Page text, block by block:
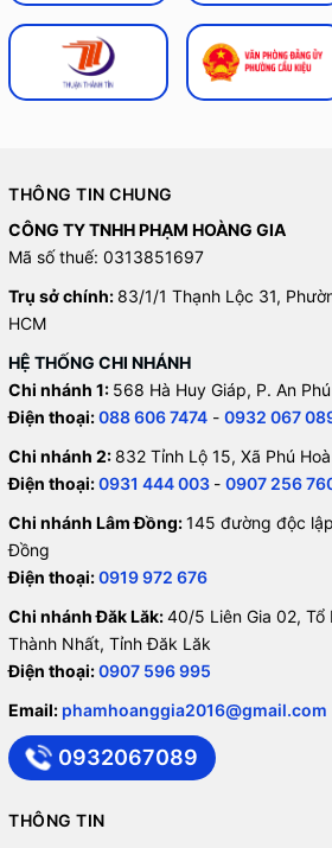
THÔNG TIN CHUNG
CÔNG TY TNHH PHẠM HOÀNG GIA
Mã số thuế: 0313851697
Trụ sở chính: 83/1/1 Thạnh Lộc 31,
HCM
HỆ THỐNG CHI NHÁNH
Chi nhánh 1: 568 Hà Huy Giáp, P. An
Điện thoại:088 606 7474 - 0932 067
Chi nhánh 2: 832 Tỉnh Lộ 15, Xã Phú
Điện thoại:0931 444 003 - 0907 256
Chi nhánh Lâm Đồng:145 đường độc
Đồng
Điện thoại:0919 972 676
Chi nhánh Đăk Lăk:40/5 Liên Gia 02, Tổ
Thành Nhất, Tỉnh Đăk Lăk
Điện thoại:0907 596 995
Email: phamhoanggia2016@gmail.com
0932067089
THÔNG TIN